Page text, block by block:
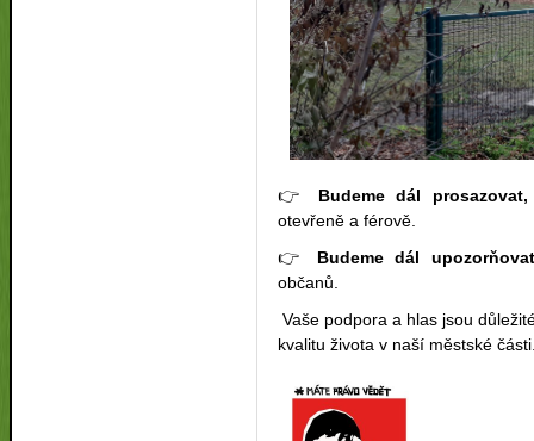
👉 Budeme dál prosazovat,
otevřeně a férově.
👉
Budeme dál upozorňovat
občanů.
Vaše podpora a hlas jsou
kvalitu života v naší městské